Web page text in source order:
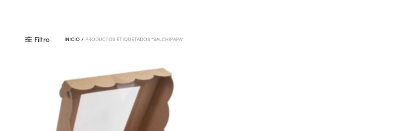
Filtro INICIO / PRODUCTOS ETIQUETADOS “SALCHIPAPA”